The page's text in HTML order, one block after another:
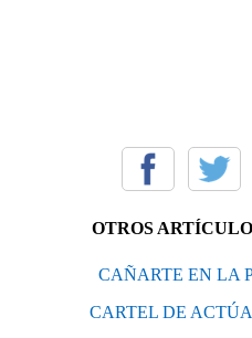
OTROS
CAÑARTE EN LA
CARTEL DE